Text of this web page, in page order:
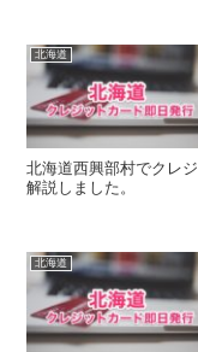
北海道
北海道西興部村でクレ
解説しました。
北海道